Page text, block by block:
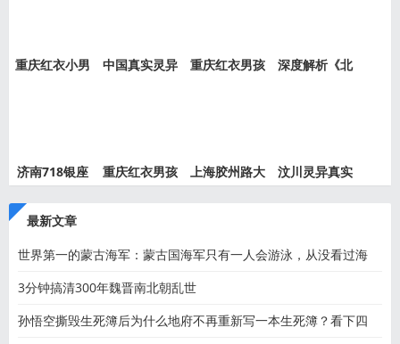
重庆红衣小男
中国真实灵异
重庆红衣男孩
深度解析《北
济南718银座
重庆红衣男孩
上海胶州路大
汶川灵异真实
最新文章
世界第一的蒙古海军：蒙古国海军只有一人会游泳，从没看过海
3分钟搞清300年魏晋南北朝乱世
孙悟空撕毁生死簿后为什么地府不再重新写一本生死簿？看下四